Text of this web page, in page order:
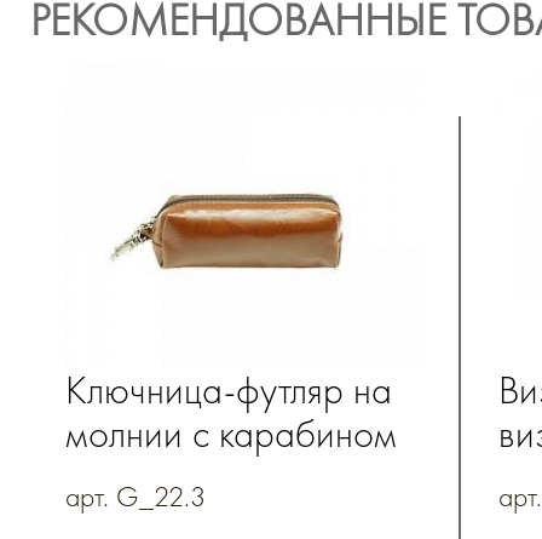
РЕКОМЕНДОВАННЫЕ
Ключница-футляр на
молнии с карабином
из натуральной кожи
арт. G_22.3